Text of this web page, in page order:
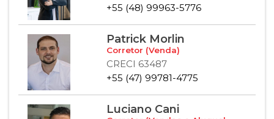
+55 (48) 99963-5776
Patrick Morlin
Corretor (Venda)
CRECI 63487
+55 (47) 99781-4775
Luciano Cani